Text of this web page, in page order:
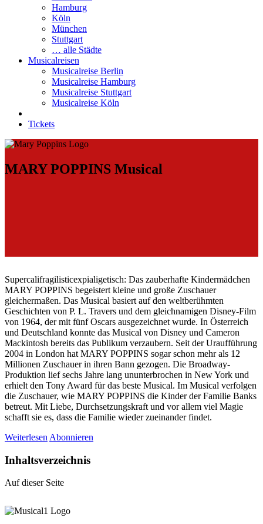
Hamburg
Köln
München
Stuttgart
… alle Städte
Musicalreisen
Musicalreise Berlin
Musicalreise Hamburg
Musicalreise Stuttgart
Musicalreise Köln
Tickets
MARY POPPINS Musical
Supercalifragilisticexpialigetisch: Das zauberhafte Kindermädchen
MARY POPPINS begeistert kleine und große Zuschauer
gleichermaßen. Das Musical basiert auf den weltberühmten
Geschichten von P. L. Travers und dem gleichnamigen Disney-Film
von 1964, der mit fünf Oscars ausgezeichnet wurde. In Österreich
und Deutschland konnte das Musical von Disney und Cameron
Mackintosh bereits das Publikum verzaubern. Seit der Uraufführung
2004 in London hat MARY POPPINS sogar schon mehr als 12
Millionen Zuschauer in ihren Bann gezogen. Die Broadway-
Produktion lief sechs Jahre lang ununterbrochen in New York und
erhielt den Tony Award für das beste Musical. Im Musical verfolgen
die Zuschauer, wie MARY POPPINS die Kinder der Familie Banks
betreut. Mit Liebe, Durchsetzungskraft und vor allem viel Magie
schafft sie es, dass die Familie wieder zueinander findet.
Weiterlesen Abonnieren
Inhaltsverzeichnis
Auf dieser Seite